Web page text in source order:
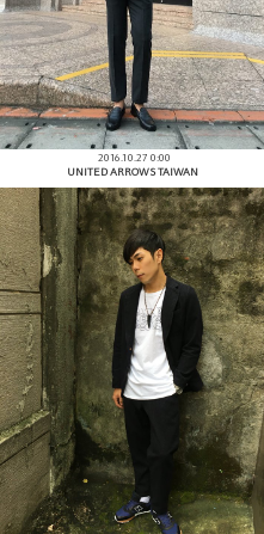
2016.10.27 0:00
UNITED ARROWS TAIWAN